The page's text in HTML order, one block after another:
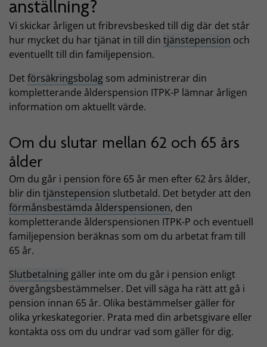
anställning?
Vi skickar årligen ut fribrevsbesked till dig där det står
hur mycket du har tjänat in till din tjänstepension och
eventuellt till din familjepension.
Detförsäkringsbolag som administrerar din
kompletterande ålderspension ITPK-P lämnar årligen
information om aktuellt värde.
Om du slutar mellan 62 och 65 års
ålder
Om du går i pension före 65 år men efter 62 års ålder,
blir din tjänstepension slutbetald. Det betyder att den
förmånsbestämda ålderspensionen, den
kompletterande ålderspensionen ITPK-P och eventuell
familjepension beräknas som om du arbetat fram till
65 år.
Slutbetalninggäller inte om du går i pension enligt
övergångsbestämmelser. Det vill säga ha rätt att gå i
pension innan 65 år. Olika bestämmelser gäller för
olika yrkeskategorier. Prata med din arbetsgivare eller
kontakta oss om du undrar vad som gäller för dig.